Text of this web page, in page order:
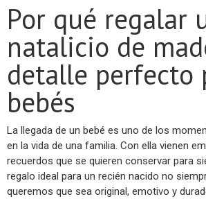
Por qué regalar
natalicio de
detalle perfecto
bebés
La llegada de un bebé es uno de los
en la vida de una familia. Con ella vienen
recuerdos que se quieren conservar para
regalo ideal para un recién nacido no
queremos que sea original, emotivo y